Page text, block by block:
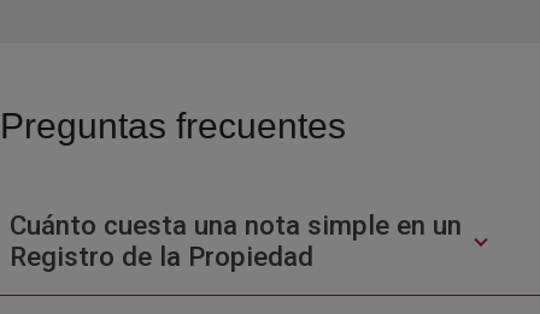
Preguntas frecuentes
Cuánto cuesta una nota simple en un
Registro de la Propiedad